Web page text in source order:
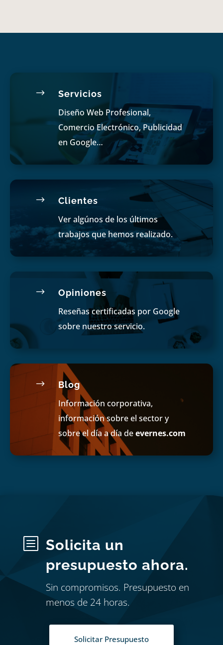
$ Servicios
Diseño Web Profesional,
Comercio Electrónico, Publicidad
en Google…
$ Clientes
Ver algúnos de los últimos
trabajos que hemos realizado.
$ Opiniones
Reseñas certificadas por Google
sobre nuestro servicio.
$ Blog
Información corporativa,
información sobre el sector y
sobre el día a día deevernes.com
b
Solicita un
presupuesto ahora.
Sin compromisos. Presupuesto en
menos de 24 horas.
Solicitar Presupuesto